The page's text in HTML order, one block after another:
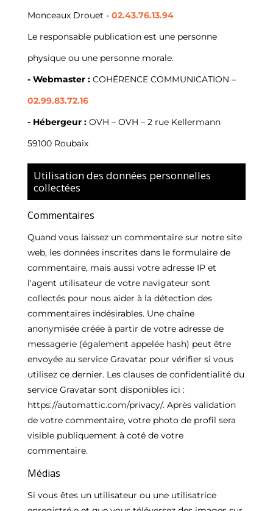
Monceaux Drouet - 02.43.76.13.94
Le responsable publication est une personne
physique ou une personne morale.
- Webmaster : COHÉRENCE COMMUNICATION –
02.99.83.72.16
- Hébergeur : OVH – OVH – 2 rue Kellermann
59100 Roubaix
Utilisation des données personnelles
collectées
Commentaires
Quand vous laissez un commentaire sur notre site
web, les données inscrites dans le formulaire de
commentaire, mais aussi votre adresse IP et
l'agent utilisateur de votre navigateur sont
collectés pour nous aider à la détection des
commentaires indésirables. Une chaîne
anonymisée créée à partir de votre adresse de
messagerie (également appelée hash) peut être
envoyée au service Gravatar pour vérifier si vous
utilisez ce dernier. Les clauses de confidentialité du
service Gravatar sont disponibles ici :
https://automattic.com/privacy/. Après validation
de votre commentaire, votre photo de profil sera
visible publiquement à coté de votre
commentaire.
Médias
Si vous êtes un utilisateur ou une utilisatrice